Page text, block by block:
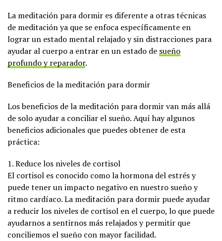
La meditación para dormir es diferente a otras técnicas
de meditación ya que se enfoca específicamente en
lograr un estado mental relajado y sin distracciones para
ayudar al cuerpo a entrar en un estado de sueño
profundo y reparador.
Beneficios de la meditación para dormir
Los beneficios de la meditación para dormir van más allá
de solo ayudar a conciliar el sueño. Aquí hay algunos
beneficios adicionales que puedes obtener de esta
práctica:
1. Reduce los niveles de cortisol
El cortisol es conocido como la hormona del estrés y
puede tener un impacto negativo en nuestro sueño y
ritmo cardíaco. La meditación para dormir puede ayudar
a reducir los niveles de cortisol en el cuerpo, lo que puede
ayudarnos a sentirnos más relajados y permitir que
conciliemos el sueño con mayor facilidad.